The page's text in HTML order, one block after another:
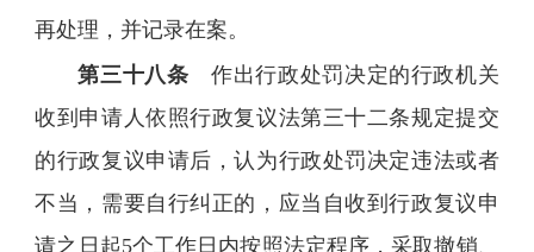
再处理，并记录在案。
第三十八条 作出行政处罚决定的行政机关
收到申请人依照行政复议法第三十二条规定提交
的行政复议申请后，认为行政处罚决定违法或者
不当，需要自行纠正的，应当自收到行政复议申
请之日起5个工作日内按照法定程序，采取撤销、